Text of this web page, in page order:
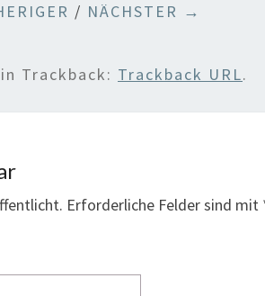
/ NÄCHSTER →
Trackback: Trackback URL.
Erforderliche Felder sind mit